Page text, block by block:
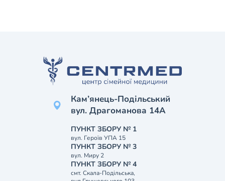
Кам’янець-Подільський
вул. Драгоманова 14А
ПУНКТ ЗБОРУ № 1
вул. Героїв УПА 15
ПУНКТ ЗБОРУ № 3
вул. Миру 2
ПУНКТ ЗБОРУ № 4
смт. Скала-Подільська,